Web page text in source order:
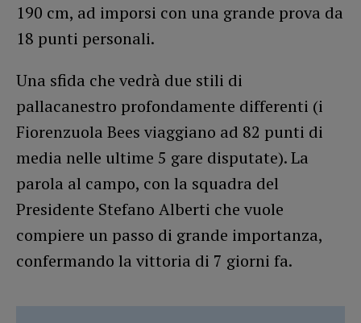
190 cm, ad imporsi con una grande prova da
18 punti personali.
Una sfida che vedrà due stili di
pallacanestro profondamente differenti (i
Fiorenzuola Bees viaggiano ad 82 punti di
media nelle ultime 5 gare disputate). La
parola al campo, con la squadra del
Presidente Stefano Alberti che vuole
compiere un passo di grande importanza,
confermando la vittoria di 7 giorni fa.